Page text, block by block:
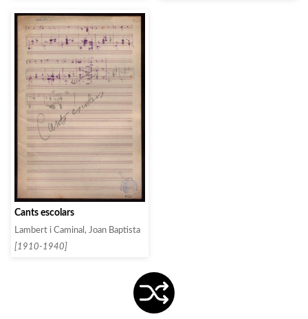
Cants escolars
Lambert i Caminal, Joan Baptista
[1910-1940]